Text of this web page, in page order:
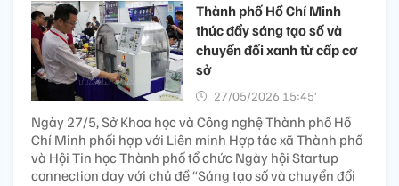
Thành phố Hồ Chí Minh
thúc đẩy sáng tạo số và
chuyển đổi xanh từ cấp cơ
sở
27/05/2026 15:45’
Ngày 27/5, Sở Khoa học và Công nghệ Thành phố Hồ
Chí Minh phối hợp với Liên minh Hợp tác xã Thành phố
và Hội Tin học Thành phố tổ chức Ngày hội Startup
connection day với chủ đề “Sáng tạo số và chuyển đổi